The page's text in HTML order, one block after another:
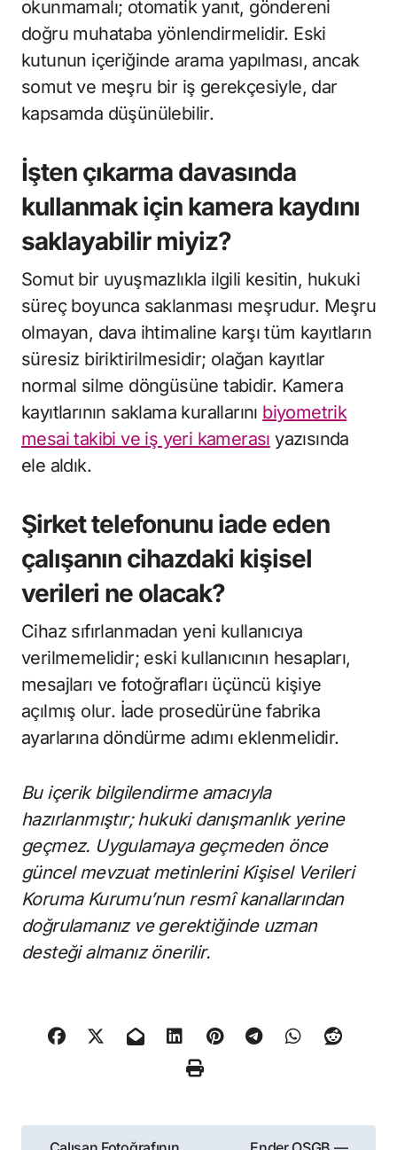
okunmamalı; otomatik yanıt, göndereni
doğru muhataba yönlendirmelidir. Eski
kutunun içeriğinde arama yapılması, ancak
somut ve meşru bir iş gerekçesiyle, dar
kapsamda düşünülebilir.
İşten çıkarma davasında
kullanmak için kamera kaydını
saklayabilir miyiz?
Somut bir uyuşmazlıkla ilgili kesitin, hukuki
süreç boyunca saklanması meşrudur. Meşru
olmayan, dava ihtimaline karşı tüm kayıtların
süresiz biriktirilmesidir; olağan kayıtlar
normal silme döngüsüne tabidir. Kamera
kayıtlarının saklama kurallarını biyometrik
mesai takibi ve iş yeri kamerası yazısında
ele aldık.
Şirket telefonunu iade eden
çalışanın cihazdaki kişisel
verileri ne olacak?
Cihaz sıfırlanmadan yeni kullanıcıya
verilmemelidir; eski kullanıcının hesapları,
mesajları ve fotoğrafları üçüncü kişiye
açılmış olur. İade prosedürüne fabrika
ayarlarına döndürme adımı eklenmelidir.
Bu içerik bilgilendirme amacıyla
hazırlanmıştır; hukuki danışmanlık yerine
geçmez. Uygulamaya geçmeden önce
güncel mevzuat metinlerini Kişisel Verileri
Koruma Kurumu’nun resmî kanallarından
doğrulamanız ve gerektiğinde uzman
desteği almanız önerilir.
Yazı